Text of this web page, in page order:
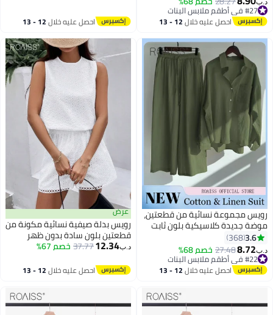
فضفاض للترفيه، طقم ملابس
نسائي أسود
#27 في أطقم ملابس البنات
#27 في أطقم ملابس البنات احصل عليه خلال 12 - 13
اغسطس
احصل عليه خلال 12 - 13
اغسطس
رويس مجموعة نسائية من قطعتين،
موضة جديدة كلاسيكية بلون ثابت
من قماش القطن والكتان، مناسب
للصيف والربيع، مقاسات كبيرة
للنساء، قابل للتنفس وبارد، قميص
طويل الأكمام بياقة، بنطلون واسع
3.6
368
د.ب‏8.72
27.48خصم 68%
#22 في أطقم ملابس البنات
#22 في أطقم ملابس البنات احصل عليه خلال 12 - 13
عرض
رويس بدلة صيفية نسائية مكونة من
قطعتين بلون سادة بدون ظهر
بيضاء مطرزة، بنطال قصير صيفي
بلوزة بدون أكمام فضفاضة ومريحة،
بدلة بيضاء للعطلات والتنقل
د.ب‏12.34
37.77خصم 67%
احصل عليه خلال 12 - 13